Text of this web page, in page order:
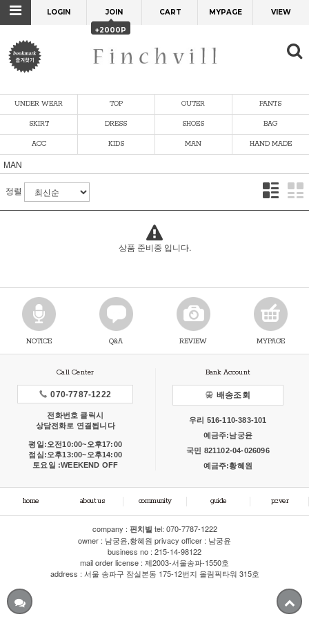
LOGIN JOIN
+2000P
CART MYPAGE VIEW
UNDER WEAR TOP OUTER PANTS
SKIRT DRESS SHOES BAG
ACC KIDS MAN HAND MADE
MAN
정렬
상품 준비중 입니다.
NOTICE Q&A REVIEW MYPAGE
Call Center
070-7787-1222
전화번호 클릭시
상담전화로 연결됩니다
평일:오전10:00~오후17:00
점심:오후13:00~오후14:00
토요일 :WEEKEND OFF
Bank Account
배송조회
우리 516-110-383-101
예금주:남궁윤
국민 821102-04-026096
예금주:황혜원
home about us community guide pc.ver
company : 핀치빌 tel: 070-7787-1222
owner : 남궁윤,황혜원 privacy officer : 남궁윤
business no : 215-14-98122
mail order license : 제2003-서울송파-1550호
address : 서울 송파구 잠실본동 175-12번지 올림픽타워 315호